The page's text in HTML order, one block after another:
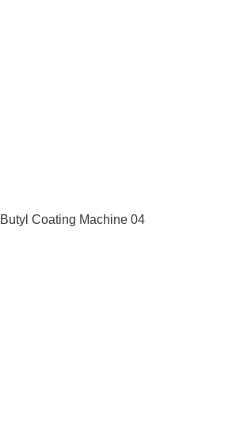
Butyl Coating Machine 04